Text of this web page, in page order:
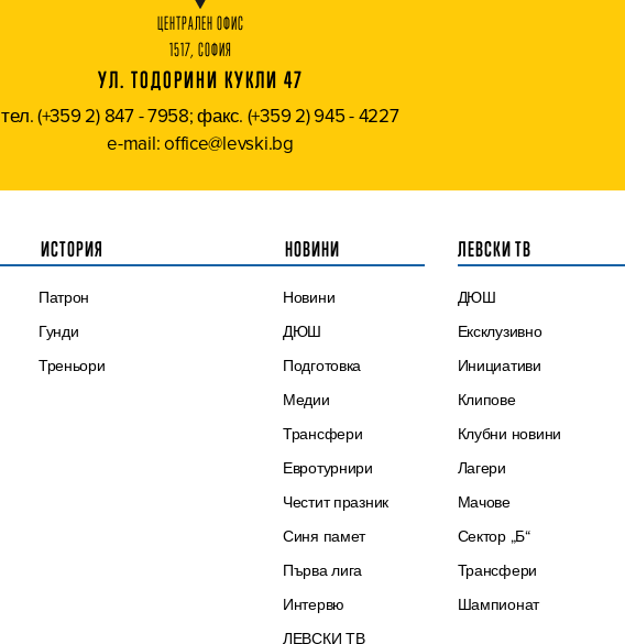
ЦЕНТРАЛЕН ОФИС
1517, СОФИЯ
УЛ. ТОДОРИНИ КУКЛИ 47
тел. (+359 2) 847 - 7958; факс. (+359 2) 945 - 4227
e-mail: office@levski.bg
ИСТОРИЯ
Патрон
Гунди
Треньори
НОВИНИ
Новини
ДЮШ
Подготовка
Медии
Трансфери
Евротурнири
Честит празник
Синя памет
Първа лига
Интервю
ЛЕВСКИ ТВ
ЛЕВСКИ ТВ
ДЮШ
Ексклузивно
Инициативи
Клипове
Клубни новини
Лагери
Мачове
Сектор „Б“
Трансфери
Шампионат